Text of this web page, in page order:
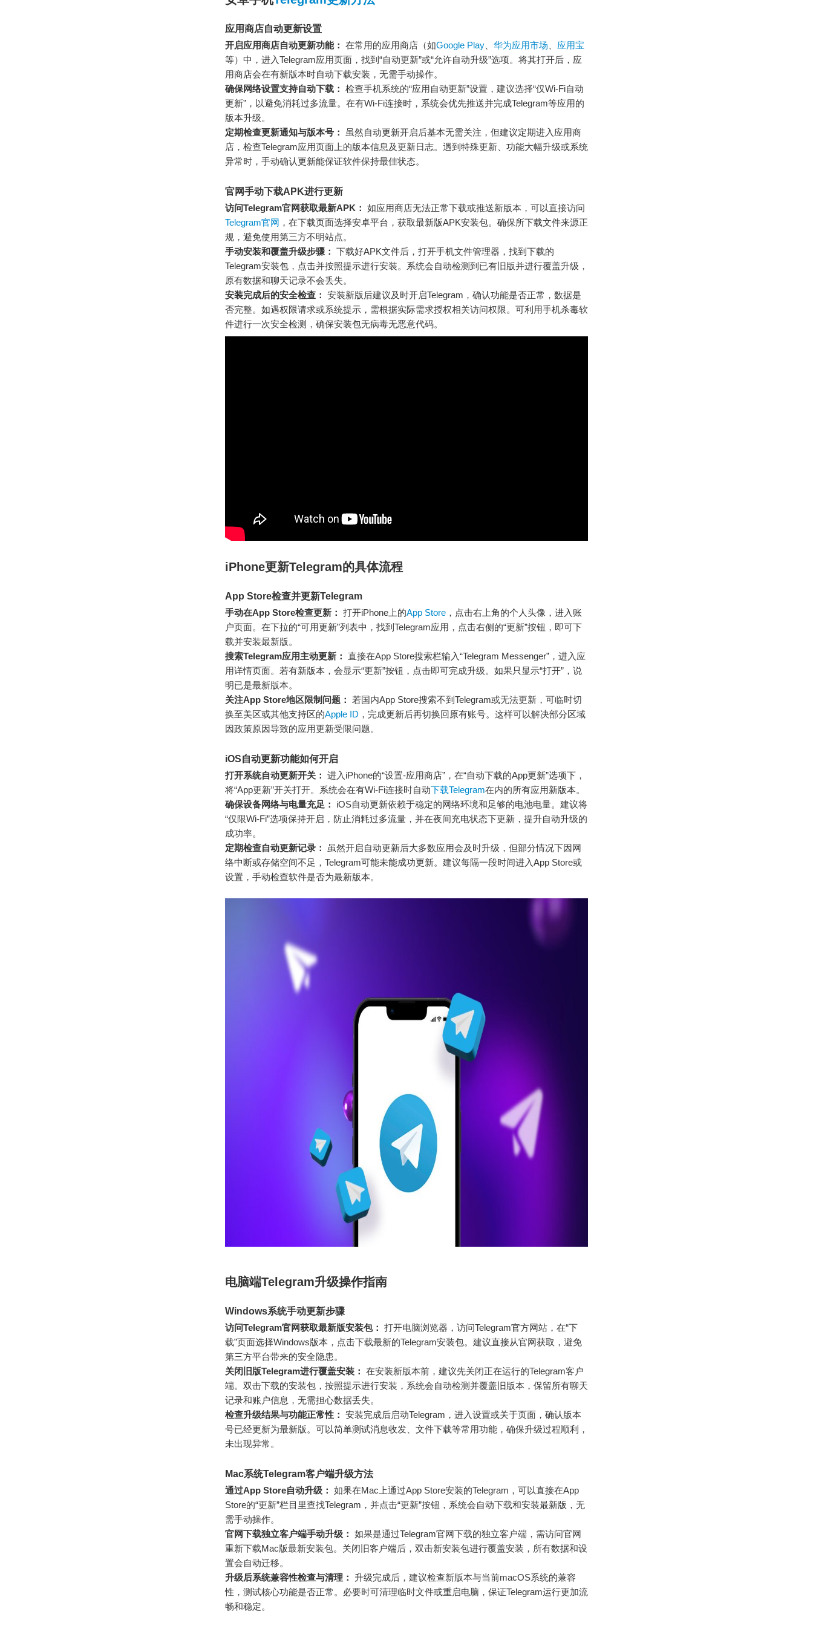
应用商店自动更新设置
开启应用商店自动更新功能： 在常用的应用商店（如Google Play 华为应用市场
应用宝
等）中，进入Telegram应用页面，找到“自动更新”或“允许自动升级”选项。将其打开后，应
用商店会在有新版本时自动下载安装，无需手动操作。
确保网络设置支持自动下载： 检查手机系统的“应用自动更新”设置，建议选择“仅Wi-Fi自动
更新”，以避免消耗过多流量。在有Wi-Fi连接时，系统会优先推送并完成Telegram等应用的
版本升级。
定期检查更新通知与版本号：
虽然自动更新开启后基本无需关注，但建议定期进入应用商
店，检查Telegram应用页面上的版本信息及更新日志。遇到特殊更新、功能大幅升级或系统
异常时，手动确认更新能保证软件保持最佳状态。
官网手动下载APK进行更新
访问Telegram官网获取最新APK： 如应用商店无法正常下载或推送新版本，可以直接访问
Telegram官网 ，在下载页面选择安卓平台，获取最新版APK安装包。确保所下载文件来源正
规，避免使用第三方不明站点。
手动安装和覆盖升级步骤： 下载好APK文件后，打开手机文件管理器，找到下载的
Telegram安装包，点击并按照提示进行安装。系统会自动检测到已有旧版并进行覆盖升级，
原有数据和聊天记录不会丢失。
安装完成后的安全检查： 安装新版后建议及时开启Telegram，确认功能是否正常，数据是
否完整。如遇权限请求或系统提示，需根据实际需求授权相关访问权限。可利用手机杀毒软
件进行一次安全检测，确保安装包无病毒无恶意代码。
iPhone更新Telegram的具体流程
App Store检查并更新Telegram
手动在App Store检查更新： 打开iPhone上的App Store ，点击右上角的个人头像，进入账
户页面。在下拉的“可用更新”列表中，找到Telegram应用，点击右侧的“更新”按钮，即可下
载并安装最新版。
搜索Telegram应用主动更新： 直接在App Store搜索栏输入“Telegram Messenger”，进入应
用详情页面。若有新版本，会显示“更新”按钮，点击即可完成升级。如果只显示“打开”，说
明已是最新版本。
关注App Store地区限制问题：
若国内App Store搜索不到Telegram或无法更新，可临时切
换至美区或其他支持区的Apple ID ，完成更新后再切换回原有账号。这样可以解决部分区域
因政策原因导致的应用更新受限问题。
iOS自动更新功能如何开启
打开系统自动更新开关： 进入iPhone的“设置-应用商店”，在“自动下载的App更新”选项下，
将“App更新”开关打开。系统会在有Wi-Fi连接时自动下载Telegram在内的所有应用新版本。
确保设备网络与电量充足：
iOS自动更新依赖于稳定的网络环境和足够的电池电量。建议将
“仅限Wi-Fi”选项保持开启，防止消耗过多流量，并在夜间充电状态下更新，提升自动升级的
成功率。
定期检查自动更新记录：
虽然开启自动更新后大多数应用会及时升级，但部分情况下因网
络中断或存储空间不足，Telegram可能未能成功更新。建议每隔一段时间进入App Store或
设置，手动检查软件是否为最新版本。
电脑端Telegram升级操作指南
Windows系统手动更新步骤
访问Telegram官网获取最新版安装包： 打开电脑浏览器，访问Telegram官方网站，在“下
载”页面选择Windows版本，点击下载最新的Telegram安装包。建议直接从官网获取，避免
第三方平台带来的安全隐患。
关闭旧版Telegram进行覆盖安装： 在安装新版本前，建议先关闭正在运行的Telegram客户
端。双击下载的安装包，按照提示进行安装，系统会自动检测并覆盖旧版本，保留所有聊天
记录和账户信息，无需担心数据丢失。
检查升级结果与功能正常性： 安装完成后启动Telegram，进入设置或关于页面，确认版本
号已经更新为最新版。可以简单测试消息收发、文件下载等常用功能，确保升级过程顺利，
未出现异常。
Mac系统Telegram客户端升级方法
通过App Store自动升级： 如果在Mac上通过App Store安装的Telegram，可以直接在App
Store的“更新”栏目里查找Telegram，并点击“更新”按钮，系统会自动下载和安装最新版，无
需手动操作。
官网下载独立客户端手动升级： 如果是通过Telegram官网下载的独立客户端，需访问官网
重新下载Mac版最新安装包。关闭旧客户端后，双击新安装包进行覆盖安装，所有数据和设
置会自动迁移。
升级后系统兼容性检查与清理：
升级完成后，建议检查新版本与当前macOS系统的兼容
性，测试核心功能是否正常。必要时可清理临时文件或重启电脑，保证Telegram运行更加流
畅和稳定。